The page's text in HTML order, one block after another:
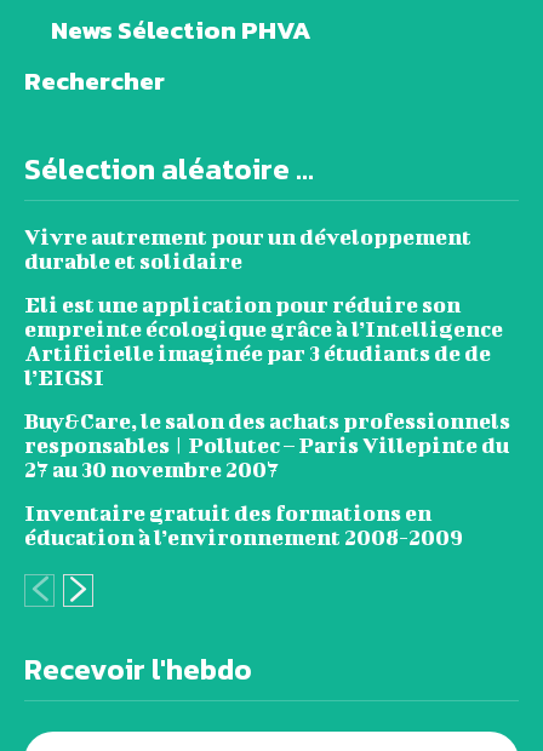
News Sélection PHVA
Rechercher
Sélection aléatoire ...
Vivre autrement pour un développement
durable et solidaire
Eli est une application pour réduire son
empreinte écologique grâce à l’Intelligence
Artificielle imaginée par 3 étudiants de de
l’EIGSI
Buy&Care, le salon des achats professionnels
responsables | Pollutec – Paris Villepinte du
27 au 30 novembre 2007
Inventaire gratuit des formations en
éducation à l’environnement 2008-2009
Recevoir l'hebdo